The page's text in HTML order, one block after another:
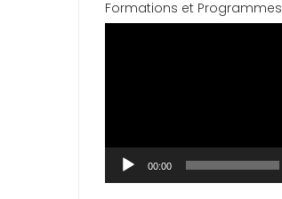
Formations et Programmes
00:00